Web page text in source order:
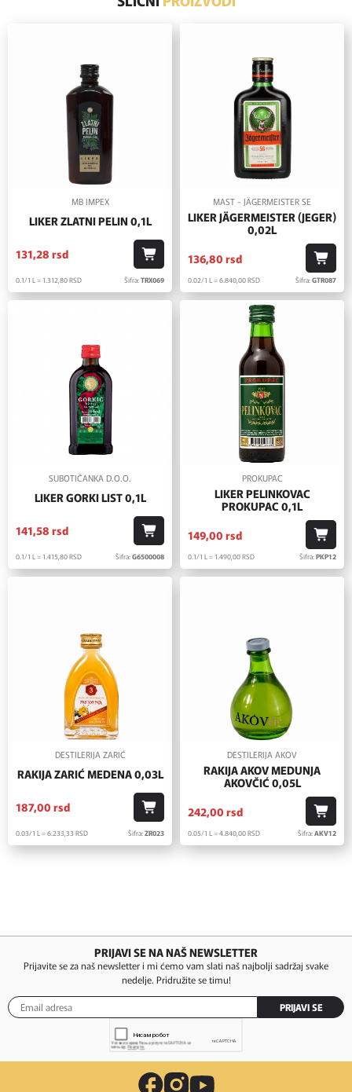
MB IMPEX
LIKER ZLATNI PELIN 0,1L
131,28 rsd
0.1/1 L = 1.312,80RSD Šifra:TRX069
MAST - JÄGERMEISTER SE
LIKER JÄGERMEISTER (JEGER)
0,02L
136,80 rsd
0.02/1 L = 6.840,00RSD Šifra:GTR087
SUBOTIČANKA D.O.O.
LIKER GORKI LIST 0,1L
141,58 rsd
0.1/1 L = 1.415,80RSD Šifra:G6500008
PROKUPAC
LIKER PELINKOVAC
PROKUPAC 0,1L
149,00 rsd
0.1/1 L = 1.490,00RSD Šifra:PKP12
DESTILERIJA ZARIĆ
RAKIJA ZARIĆ MEDENA 0,03L
187,00 rsd
0.03/1 L = 6.233,33 RSD Šifra:ZR023
DESTILERIJA AKOV
RAKIJA AKOV MEDUNJA
AKOVČIĆ 0,05L
242,00 rsd
0.05/1 L = 4.840,00RSD Šifra:AKV12
PRIJAVI SE NA NAŠ NEWSLETTER
Prijavite se za naš newsletter i mi ćemo vam slati naš najbolji sadržaj svake
nedelje. Pridružite se timu!
PRIJAVI SE